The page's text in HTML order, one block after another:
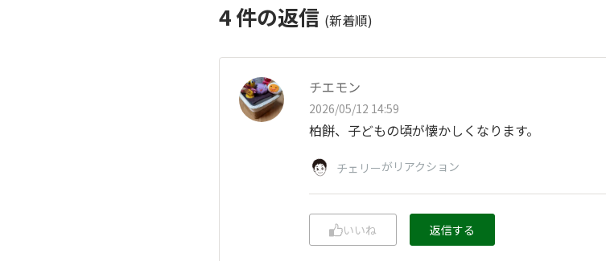
4件の返信 (新着順)
チエモン
2026/05/12 14:59
柏餅、子どもの頃が懐かしくなります。
チェリーがリアクション
いいね 返信する